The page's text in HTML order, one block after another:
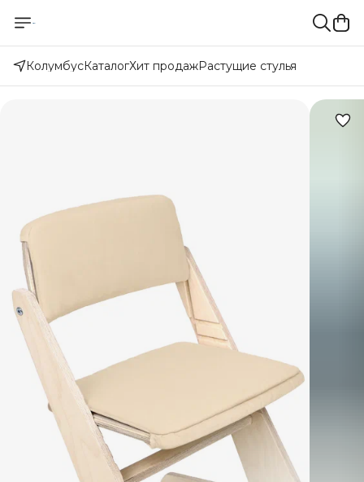
КолумбусКаталогХит продажРастущие стулья